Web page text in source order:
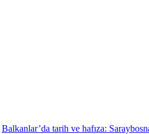
Balkanlar’da tarih ve hafıza: